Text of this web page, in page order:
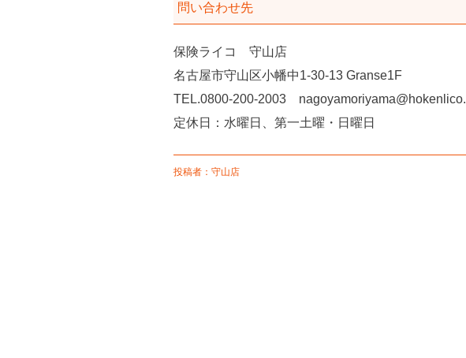
問い合わせ先
保険ライコ 守山店
名古屋市守山区小幡中1-30-13 Granse1F
TEL.0800-200-2003
定休日：水曜日、第一土曜・日曜日
投稿者：守山店